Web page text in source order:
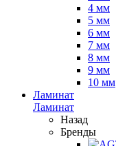
4 мм
5 мм
6 мм
7 мм
8 мм
9 мм
10 мм
Ламинат
Ламинат
Назад
Бренды